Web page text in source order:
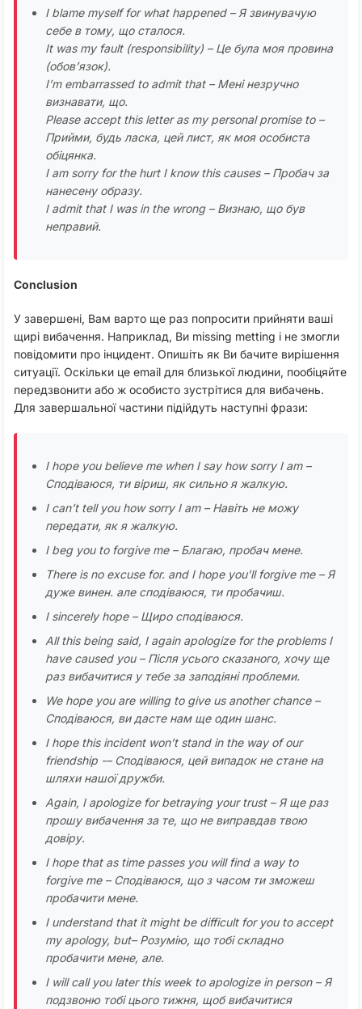
I blame myself for what happened – Я звинувачую
себе в тому, що сталося.
It was my fault (responsibility) – Це була моя провина
(обов’язок).
I’m embarrassed to admit that – Мені незручно
визнавати, що.
Please accept this letter as my personal promise to –
Прийми, будь ласка, цей лист, як моя особиста
обіцянка.
I am sorry for the hurt I know this causes – Пробач за
нанесену образу.
I admit that I was in the wrong – Визнаю, що був
неправий.
Conclusion
У завершені, Вам варто ще раз попросити прийняти ваші
щирі вибачення. Наприклад, Ви missing metting і не змогли
повідомити про інцидент. Опишіть як Ви бачите вирішення
ситуації. Оскільки це email для близької людини, пообіцяйте
передзвонити або ж особисто зустрітися для вибачень.
Для завершальної частини підійдуть наступні фрази:
I hope you believe me when I say how sorry I am –
Сподіваюся, ти віриш, як сильно я жалкую.
I can’t tell you how sorry I am – Навіть не можу
передати, як я жалкую.
I beg you to forgive me – Благаю, пробач мене.
There is no excuse for. and I hope you’ll forgive me – Я
дуже винен. але сподіваюся, ти пробачиш.
I sincerely hope – Щиро сподіваюся.
All this being said, I again apologize for the problems I
have caused you – Після усього сказаного, хочу ще
раз вибачитися у тебе за заподіяні проблеми.
We hope you are willing to give us another chance –
Сподіваюся, ви дасте нам ще один шанс.
I hope this incident won’t stand in the way of our
friendship -– Сподіваюся, цей випадок не стане на
шляхи нашої дружби.
Again, I apologize for betraying your trust – Я ще раз
прошу вибачення за те, що не виправдав твою
довіру.
I hope that as time passes you will find a way to
forgive me – Сподіваюся, що з часом ти зможеш
пробачити мене.
I understand that it might be difficult for you to accept
my apology, but– Розумію, що тобі складно
пробачити мене, але.
I will call you later this week to apologize in person – Я
подзвоню тобі цього тижня, щоб вибачитися